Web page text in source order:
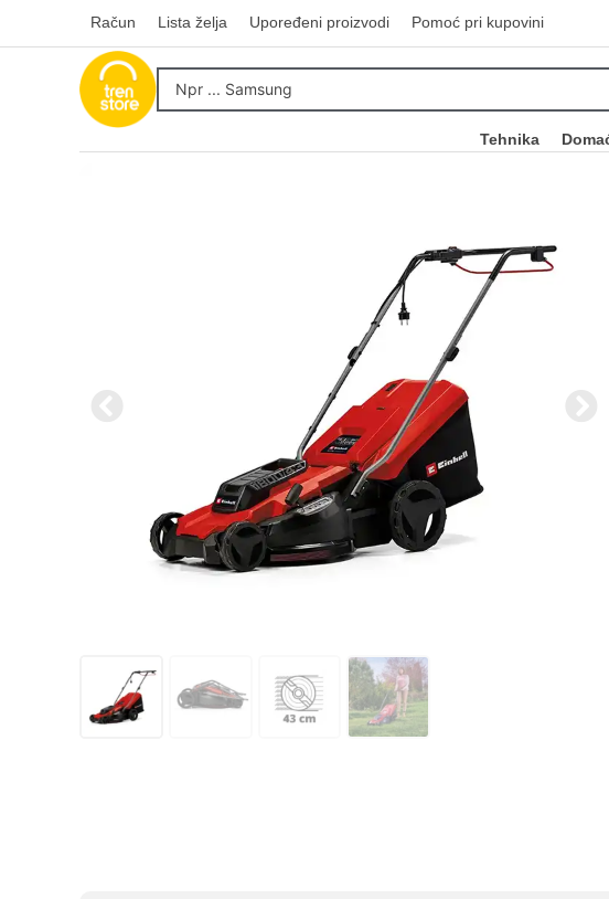
Račun Lista želja Upoređeni proizvodi Pomoć pri kupovini
Tehnika
Kupovinu na rate možete